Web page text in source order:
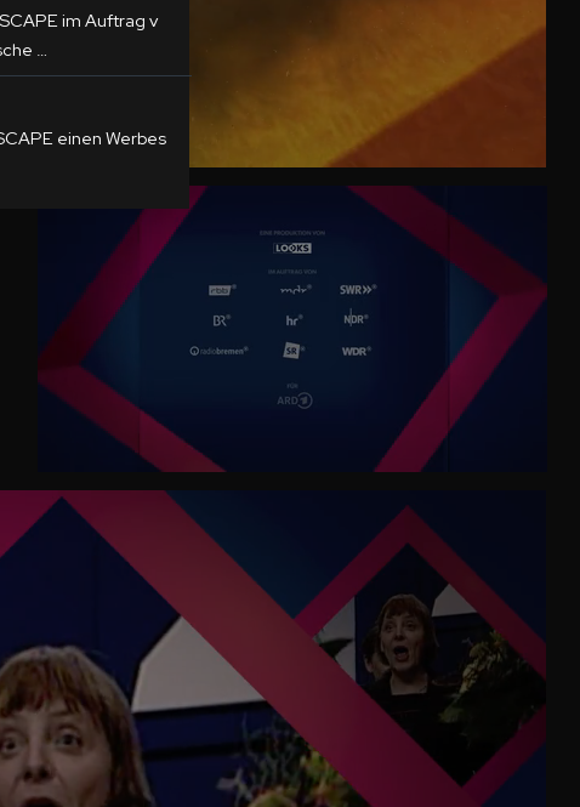
im Auftrag v
…
einen Werbes